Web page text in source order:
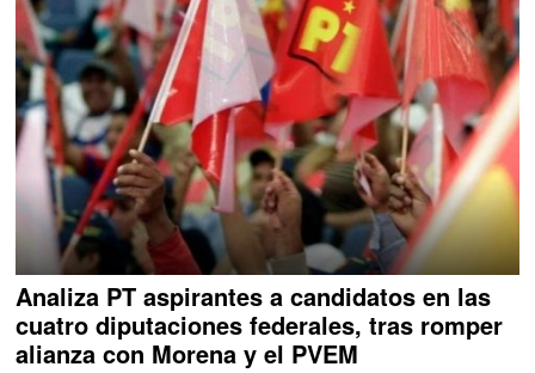
Analiza PT aspirantes a candidatos en las
cuatro diputaciones federales, tras romper
alianza con Morena y el PVEM